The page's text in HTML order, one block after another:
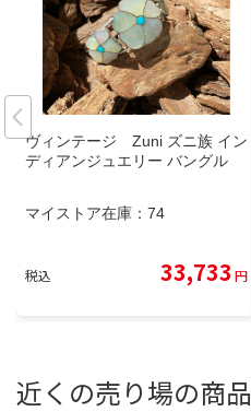
ヴィンテージ Zuni ズニ族 イン
ディアンジュエリー バングル
マイストア在庫： 74
税込 33,733 円
近くの売り場の商品